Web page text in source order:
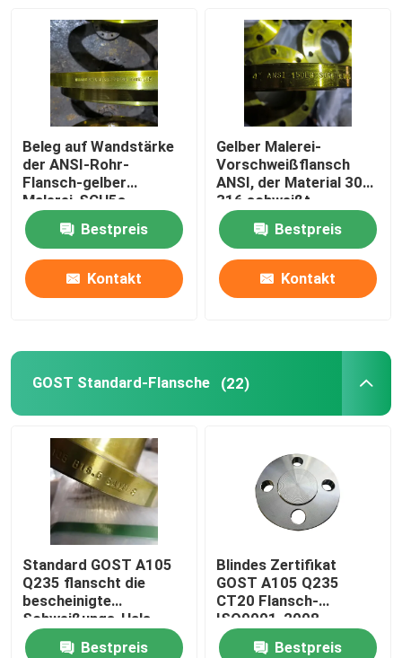
Beleg auf Wandstärke
der ANSI-Rohr-
Flansch-gelber
Malerei-SCH5s-
SCH160
Bestpreis
Kontakt
Gelber Malerei-
Vorschweißflansch
ANSI, der Material 304
316 schweißt
Bestpreis
Kontakt
GOST Standard-Flansche (22)
Standard GOST A105
Q235 flanscht die
bescheinigte
Schweißungs-Hals
ISO-CER-ABS
Bestpreis
Blindes Zertifikat
GOST A105 Q235
CT20 Flansch-
ISO9001-2008
Bestpreis